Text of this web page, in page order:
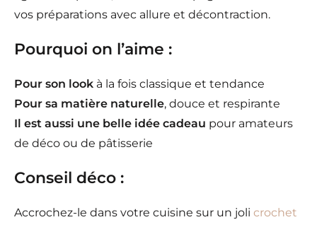
vos préparations avec allure et décontraction.
Pourquoi on l’aime :
Pour son look à la fois classique et tendance
Pour sa matière naturelle, douce et respirante
Il est aussi une belle idée cadeau pour amateurs
de déco ou de pâtisserie
Conseil déco :
Accrochez-le dans votre cuisine sur un joli crochet